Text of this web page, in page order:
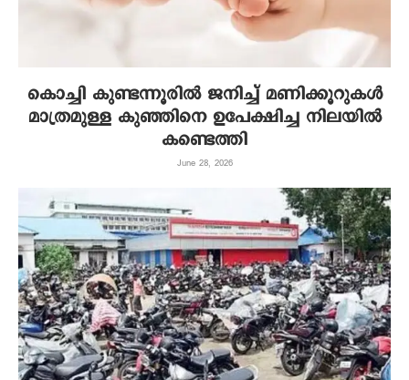
കൊച്ചി കുണ്ടന്നൂരില്‍ ജനിച്ച് മണിക്കൂറുകള്‍
മാത്രമുള്ള കുഞ്ഞിനെ ഉപേക്ഷിച്ച നിലയില്‍
കണ്ടെത്തി
June 28, 2026